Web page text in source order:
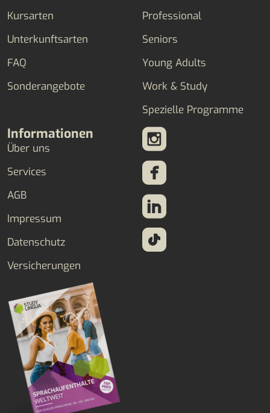
Kursarten
Unterkunftsarten
FAQ
Sonderangebote
Professional
Seniors
Young Adults
Work & Study
Spezielle Programme
Informationen
Über uns
Services
AGB
Impressum
Datenschutz
Versicherungen